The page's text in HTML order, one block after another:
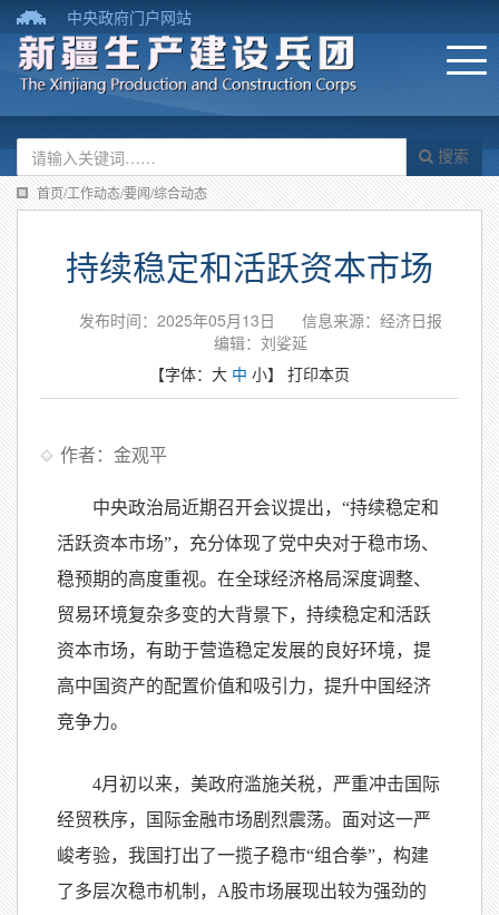
中央政府门户网站
搜索
首页/工作动态/要闻/综合动态
持续稳定和活跃资本市场
发布时间：2025年05月13日
信息来源：经济日报
编辑：刘娑延
【字体： 大 中 小】 打印本页
作者：金观平
中央政治局近期召开会议提出，“持续稳定和
活跃资本市场”，充分体现了党中央对于稳市场、
稳预期的高度重视。在全球经济格局深度调整、
贸易环境复杂多变的大背景下，持续稳定和活跃
资本市场，有助于营造稳定发展的良好环境，提
高中国资产的配置价值和吸引力，提升中国经济
竞争力。
4月初以来，美政府滥施关税，严重冲击国际
经贸秩序，国际金融市场剧烈震荡。面对这一严
峻考验，我国打出了一揽子稳市“组合拳”，构建
了多层次稳市机制，A股市场展现出较为强劲的